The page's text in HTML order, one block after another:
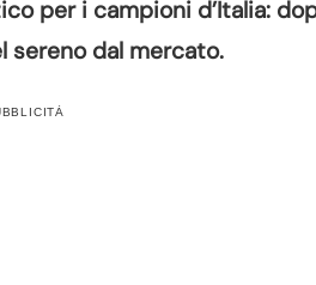
per i campioni d’Italia:
sereno dal mercato.